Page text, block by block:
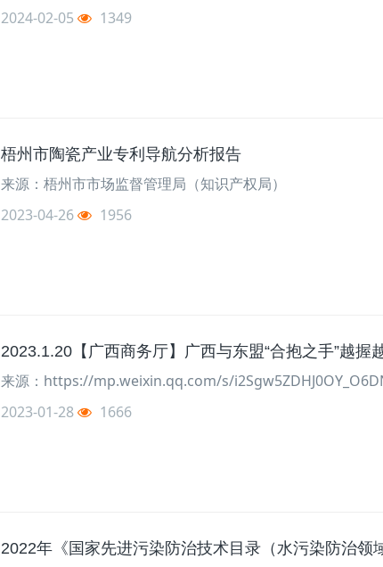
2024-02-05
1349
梧州市陶瓷产业专利导航分析报告
来源：梧州市市场监督管理局（知识产权局）
2023-04-26
1956
2023.1.20【广西商务厅】广西与东盟“合抱之手”越握
来源：https://mp.weixin.qq.com/s/
2023-01-28
1666
2022年《国家先进污染防治技术目录（水污染防治领